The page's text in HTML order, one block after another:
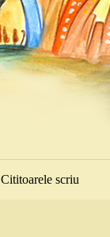
Cititoarele scriu